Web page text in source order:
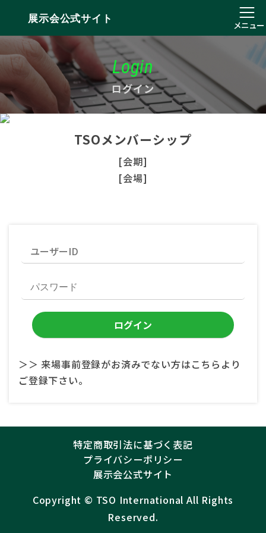
展示会公式サイト
メニュー
Login
ログイン
TSOメンバーシップ
[会期]
[会場]
＞＞ 来場事前登録がお済みでない方はこちらより
ご登録下さい。
特定商取引法に基づく表記
プライバシーポリシー
展示会公式サイト
Copyright ©︎ TSO International All Rights
Reserved.